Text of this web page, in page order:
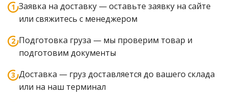
Заявка на доставку — оставьте заявку на сайте
или свяжитесь с менеджером
Подготовка груза — мы проверим товар и
подготовим документы
Доставка — груз доставляется до вашего склада
или на наш терминал